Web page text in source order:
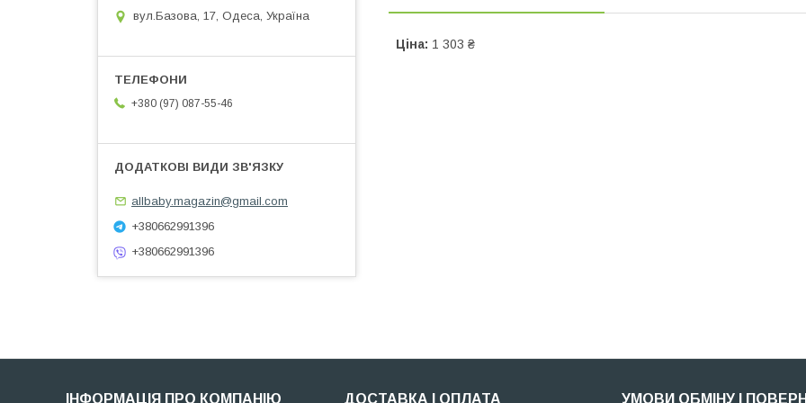
Ціна: 1 303 ₴
вул.Базова, 17, Одеса, Україна
+380 (97) 087-55-46
allbaby.magazin@gmail.com
+380662991396
+380662991396
ІНФОРМАЦІЯ ПРО КОМПАНІЮ ДОСТАВКА І ОПЛАТА УМОВИ ОБМІНУ І